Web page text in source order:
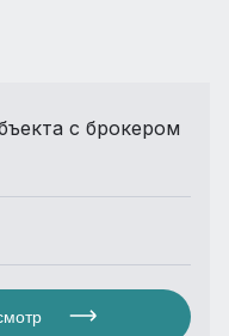
с брокером